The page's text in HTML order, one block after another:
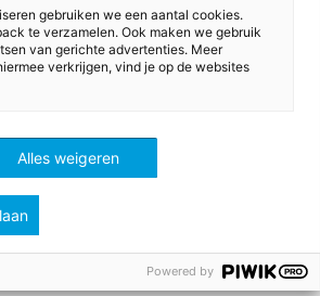
gebruiken we een aantal cookies.
te verzamelen. Ook maken we gebruik
van gerichte advertenties. Meer
verkrijgen, vind je op de websites
Alles weigeren
Powered by